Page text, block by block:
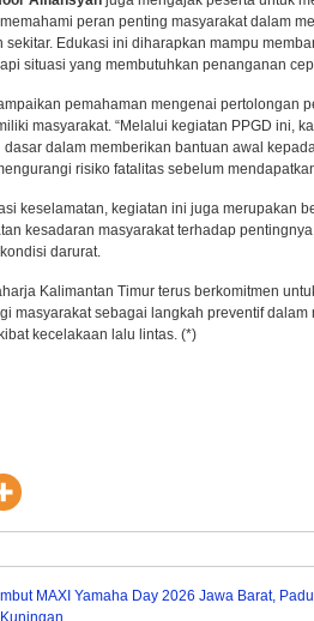
peran penting masyarakat dalam
sekitar. Edukasi ini diharapkan mampu
situasi yang membutuhkan penanganan
pemahaman mengenai pertolongan
masyarakat. “Melalui kegiatan PPGD ini,
dalam memberikan bantuan awal
risiko fatalitas sebelum
keselamatan, kegiatan ini juga merupakan
kesadaran masyarakat terhadap
darurat.
Kalimantan Timur terus berkomitmen
masyarakat sebagai langkah preventif
kecelakaan lalu lintas. (*)
MAXI Yamaha Day 2026 Jawa Barat,